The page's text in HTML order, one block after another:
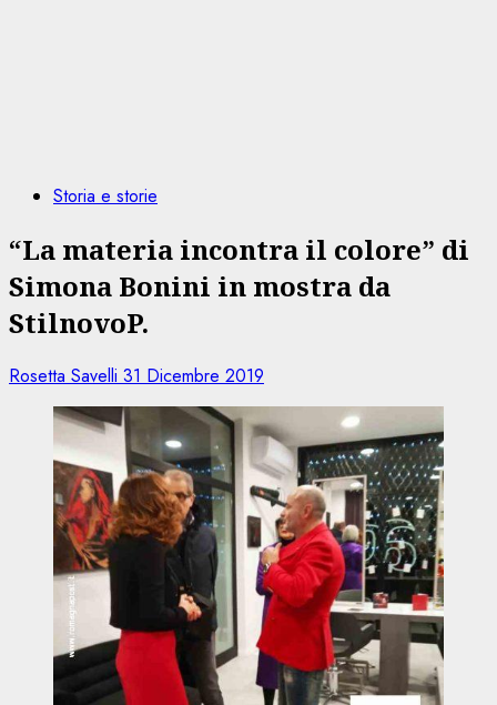
Storia e storie
“La materia incontra il colore” di
Simona Bonini in mostra da
StilnovoP.
Rosetta Savelli 31 Dicembre 2019